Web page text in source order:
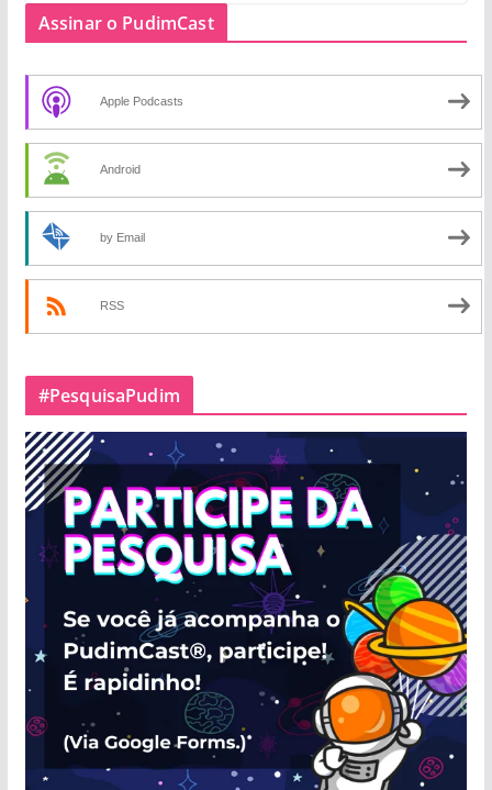
Assinar o PudimCast
Apple Podcasts
Android
by Email
RSS
#PesquisaPudim